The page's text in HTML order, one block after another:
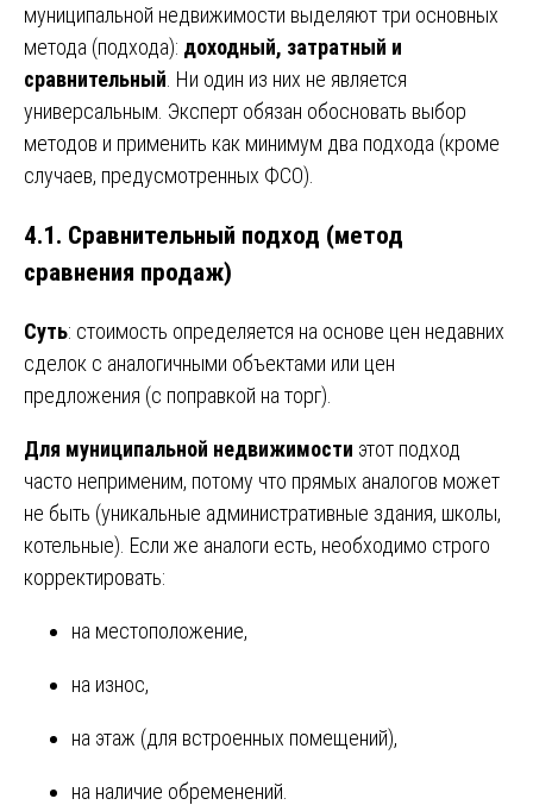
муниципальной недвижимости выделяют три основных
метода (подхода): доходный, затратный и
сравнительный . Ни один из них не является
универсальным. Эксперт обязан обосновать выбор
методов и применить как минимум два подхода (кроме
случаев, предусмотренных ФСО).
4.1. Сравнительный подход (метод
сравнения продаж)
Суть: стоимость определяется на основе цен недавних
сделок с аналогичными объектами или цен
предложения (с поправкой на торг).
Для муниципальной недвижимости этот подход
часто неприменим, потому что прямых аналогов может
не быть (уникальные административные здания, школы,
котельные). Если же аналоги есть, необходимо строго
корректировать:
на местоположение,
на износ,
на этаж (для встроенных помещений),
на наличие обременений.